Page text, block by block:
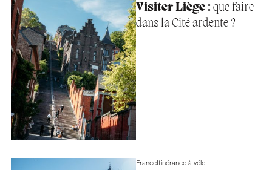
Visiter Liège :que faire
dans la Cité ardente ?
FranceItinérance à vélo